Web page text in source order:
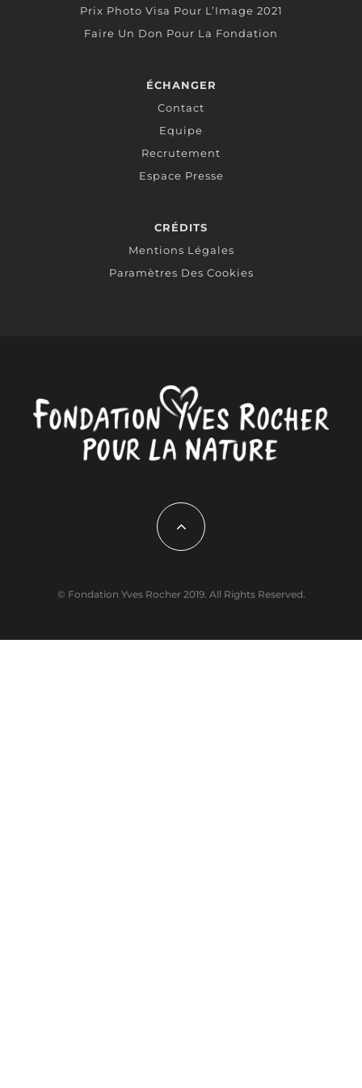
Prix Photo Visa Pour L’Image 2021
Faire Un Don Pour La Fondation
ÉCHANGER
Contact
Equipe
Recrutement
Espace Presse
CRÉDITS
Mentions Légales
Paramètres Des Cookies
© Fondation Yves Rocher 2019. All Rights Reserved.